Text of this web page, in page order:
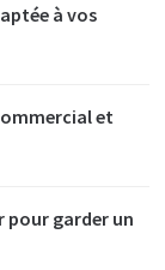
à vos
et
pour garder un